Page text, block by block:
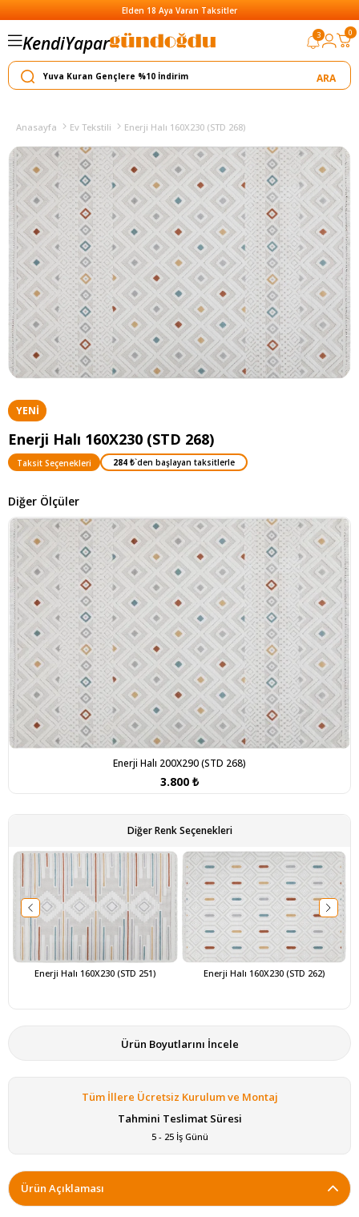
Elden 18 Aya Varan Taksitler
KendiYapar
Satar
3 0
Anasayfa Ev Tekstili Enerji Halı 160X230 (STD 268)
YENI
ÜRÜN
Enerji Halı 160X230 (STD 268)
Taksit Seçenekleri 284 ₺`den başlayan taksitlerle
Diğer Ölçüler
Enerji Halı 200X290 (STD 268)
3.800 ₺
Diğer Renk Seçenekleri
Enerji Halı 160X230 (STD 251) Enerji Halı 160X230 (STD 262)
Ürün Boyutlarını İncele
Tüm İllere Ücretsiz Kurulum ve Montaj
Tahmini Teslimat Süresi
5 - 25 İş Günü
Ürün Açıklaması